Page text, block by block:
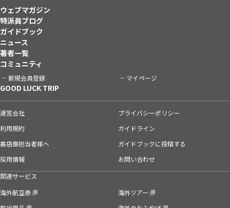
ウェブマガジン
特派員ブログ
ガイドブック
ニュース
著者一覧
コミュニティ
新規会員登録 マイページ
GOOD LUCK TRIP
運営会社
プライバシーポリシー
利用規約
ガイドライン
書店御担当者様へ
ガイドブックに投稿する
採用情報
お問い合わせ
関連サービス
海外航空券
海外ツアー